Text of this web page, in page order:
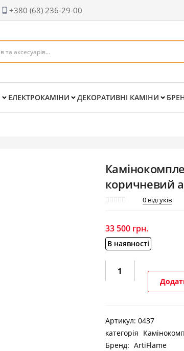
+380 (68) 236-29-00
ЕЛЕКТРОКАМІНИ ДЕКОРАТИВНІ КАМІНИ
коричневий
0відгуків
33 500 грн.
В наявності
Камінокомплект
ArtiFlame
коричневий
Артикул: 0437
категорія
Бренд: ArtiFlame